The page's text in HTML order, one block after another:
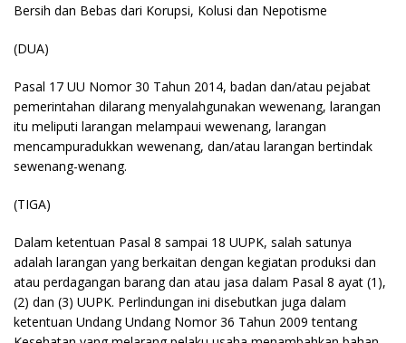
Bersih dan Bebas dari Korupsi, Kolusi dan Nepotisme
(DUA)
Pasal 17 UU Nomor 30 Tahun 2014, badan dan/atau pejabat
pemerintahan dilarang menyalahgunakan wewenang, larangan
itu meliputi larangan melampaui wewenang, larangan
mencampuradukkan wewenang, dan/atau larangan bertindak
sewenang-wenang.
(TIGA)
Dalam ketentuan Pasal 8 sampai 18 UUPK, salah satunya
adalah larangan yang berkaitan dengan kegiatan produksi dan
atau perdagangan barang dan atau jasa dalam Pasal 8 ayat (1),
(2) dan (3) UUPK. Perlindungan ini disebutkan juga dalam
ketentuan Undang Undang Nomor 36 Tahun 2009 tentang